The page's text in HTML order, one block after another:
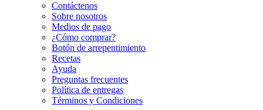
Contáctenos
Sobre nosotros
Medios de pago
¿Cómo comprar?
Botón de arrepentimiento
Recetas
Ayuda
Preguntas frecuentes
Política de entregas
Términos y Condiciones